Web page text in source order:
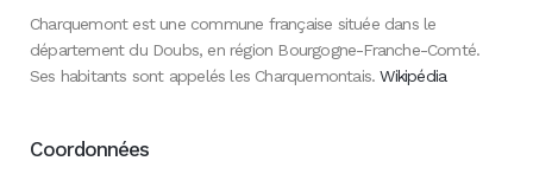
Charquemont est une commune française située dans le
département du Doubs, en région Bourgogne-Franche-Comté.
Ses habitants sont appelés les Charquemontais.Wikipédia
Coordonnées